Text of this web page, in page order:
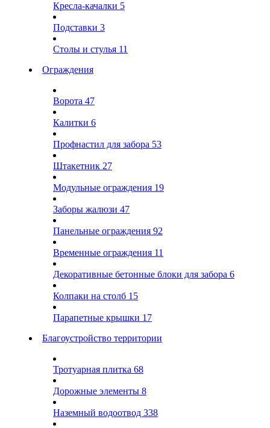
Кресла-качалки 5
Подставки 3
Столы и стулья 11
Ограждения
Ворота 47
Калитки 6
Профнастил для забора 53
Штакетник 27
Модульные ограждения 19
Заборы жалюзи 47
Панельные ограждения 92
Временные ограждения 11
Декоративные бетонные блоки для забора 6
Колпаки на столб 15
Парапетные крышки 17
Благоустройство территории
Тротуарная плитка 68
Дорожные элементы 8
Наземный водоотвод 338